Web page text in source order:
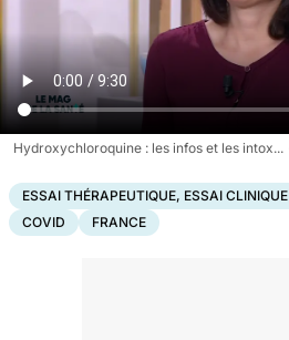
Hydroxychloroquine : les infos et les intox...
ESSAI THÉRAPEUTIQUE, ESSAI CLINIQUE
COVID
FRANCE